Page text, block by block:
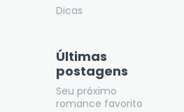
Dicas
Últimas
postagens
Seu próximo
romance favorito